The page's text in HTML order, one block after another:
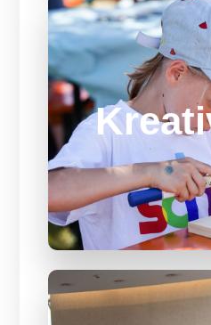
Entdecke deine
besondere
Kreastivpark hat
19 Uhr für dich
vorbei und